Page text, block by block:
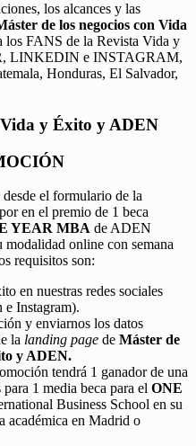
los alcances y las
de los negocios con Vida
los FANS de la Revista Vida y
LINKEDIN e INSTAGRAM,
Honduras, El Salvador,
Vida y Éxito y ADEN
el formulario de la
en el premio de 1 beca
YEAR MBA de ADEN
online con semana
requisitos son:
en nuestras redes sociales
Instagram).
y enviarnos los datos
la landing page de Máster de
y ADEN.
tendrá 1 ganador de una
1 media beca para el ONE
Business School en su
académica en Madrid o